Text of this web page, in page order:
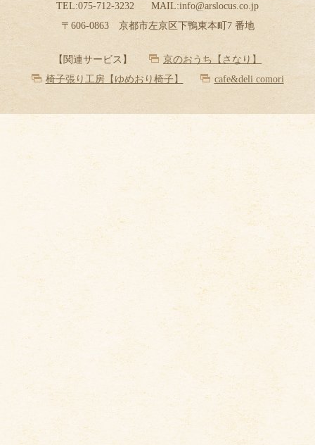
TEL:075-712-3232 MAIL:info@arslocus.co.jp
〒606-0863 京都市左京区下鴨東本町7 番地
【関連サービス】
京のおうち【さなり】
椅子張り工房【ゆめおり椅子】
cafe&deli comori